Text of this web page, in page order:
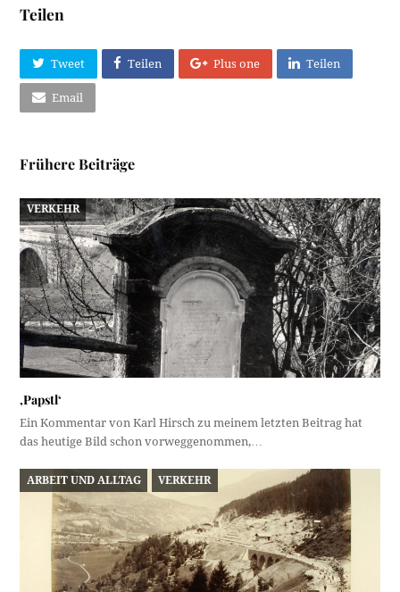
Teilen
Tweet Teilen Plus one Teilen
Email
Frühere Beiträge
VERKEHR
‚Papstl‘
Ein Kommentar von Karl Hirsch zu meinem letzten Beitrag hat
das heutige Bild schon vorweggenommen,…
ARBEIT UND ALLTAG VERKEHR